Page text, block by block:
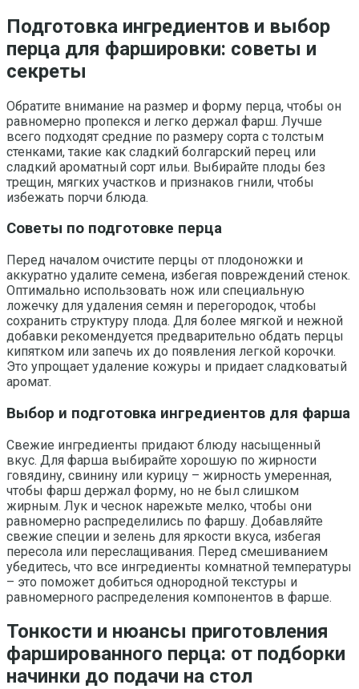
Подготовка ингредиентов и выбор
перца для фаршировки: советы и
секреты
Обратите внимание на размер и форму перца, чтобы он
равномерно пропекся и легко держал фарш. Лучше
всего подходят средние по размеру сорта с толстым
стенками, такие как сладкий болгарский перец или
сладкий ароматный сорт ильи. Выбирайте плоды без
трещин, мягких участков и признаков гнили, чтобы
избежать порчи блюда.
Советы по подготовке перца
Перед началом очистите перцы от плодоножки и
аккуратно удалите семена, избегая повреждений стенок.
Оптимально использовать нож или специальную
ложечку для удаления семян и перегородок, чтобы
сохранить структуру плода. Для более мягкой и нежной
добавки рекомендуется предварительно обдать перцы
кипятком или запечь их до появления легкой корочки.
Это упрощает удаление кожуры и придает сладковатый
аромат.
Выбор и подготовка ингредиентов для фарша
Свежие ингредиенты придают блюду насыщенный
вкус. Для фарша выбирайте хорошую по жирности
говядину, свинину или курицу – жирность умеренная,
чтобы фарш держал форму, но не был слишком
жирным. Лук и чеснок нарежьте мелко, чтобы они
равномерно распределились по фаршу. Добавляйте
свежие специи и зелень для яркости вкуса, избегая
пересола или переслащивания. Перед смешиванием
убедитесь, что все ингредиенты комнатной температуры
– это поможет добиться однородной текстуры и
равномерного распределения компонентов в фарше.
Тонкости и нюансы приготовления
фаршированного перца: от подборки
начинки до подачи на стол